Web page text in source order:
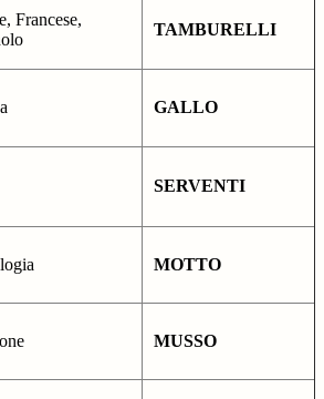
Francese,
TAMBURELLI
GALLO
SERVENTI
MOTTO
MUSSO